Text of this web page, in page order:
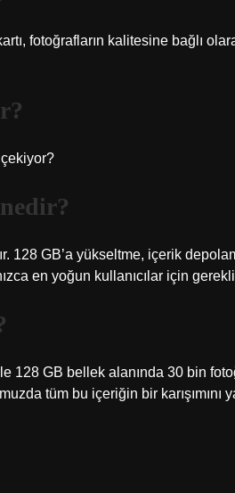
fotoğrafların kalitesine bağlı
128 GB’a yükseltme, içerik
en yoğun kullanıcılar için
128 GB bellek alanında 30 bin
tüm bu içeriğin bir karışımını